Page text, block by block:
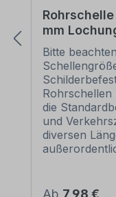
mm
Bitte
die
und
diversen
eine sichere
Regulärer
Ab 7,98 €